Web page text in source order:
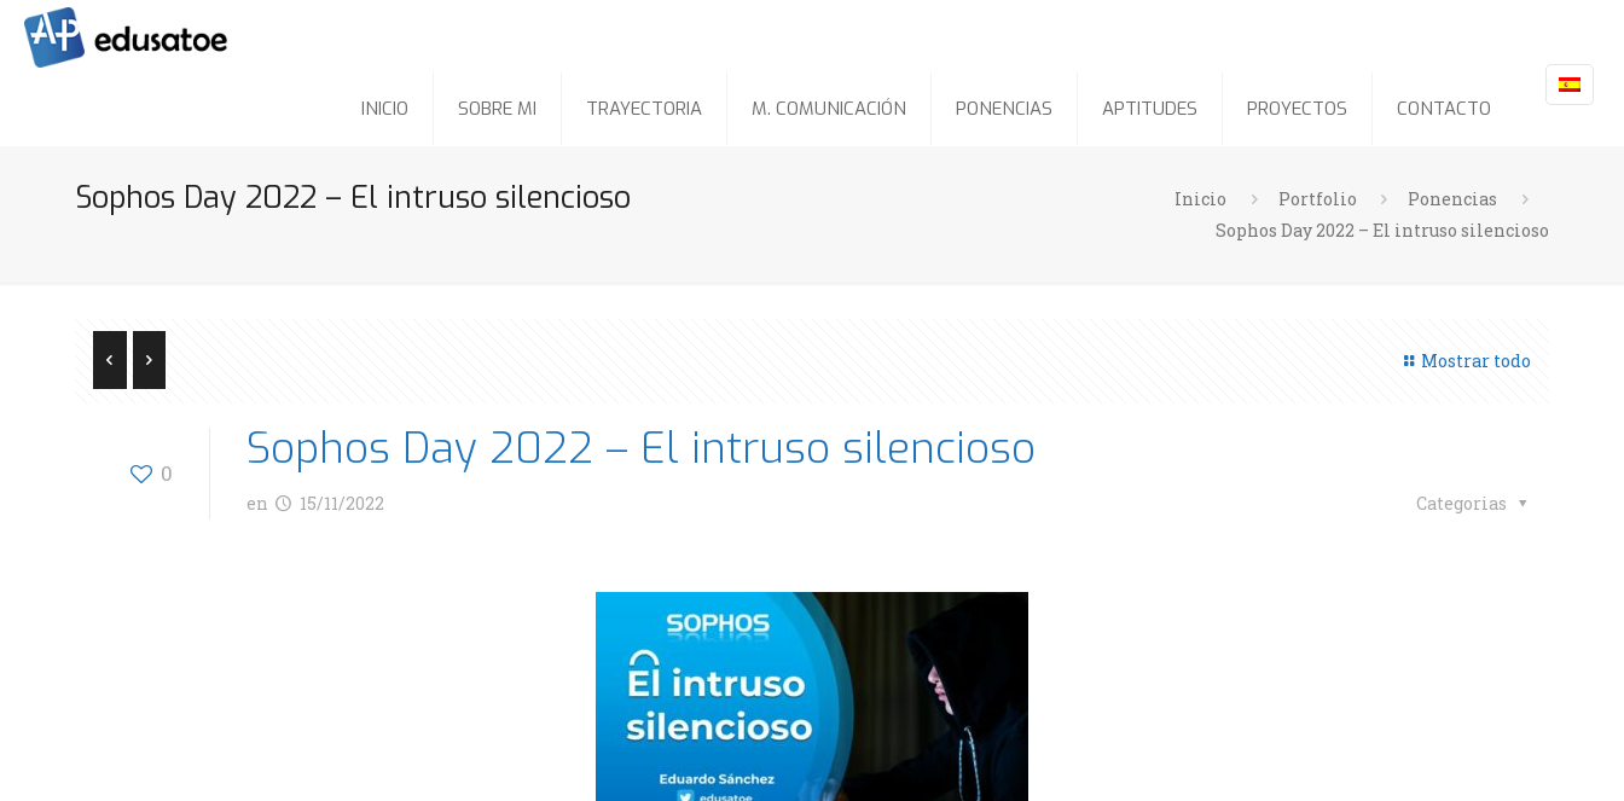
INICIO SOBRE MI TRAYECTORIA M. COMUNICACIÓN PONENCIAS APTITUDES PROYECTOS CONTACTO
Sophos Day 2022 – El intruso silencioso Inicio Portfolio
Ponencias
Sophos Day 2022 – El intruso silencioso
Mostrar todo
0 Sophos Day 2022 – El intruso silencioso
en 15/11/2022 Categorias